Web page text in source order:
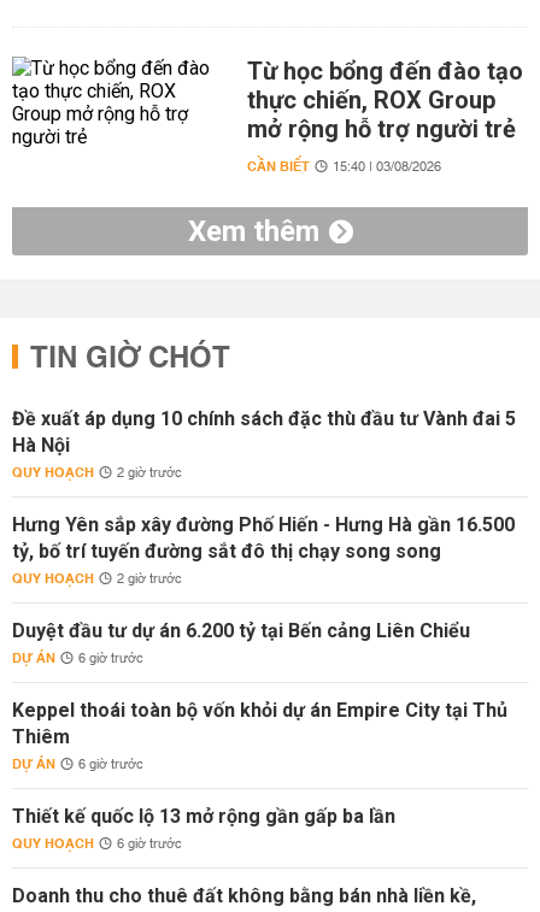
Từ học bổng đến đào tạo
thực chiến, ROX Group
mở rộng hỗ trợ người trẻ
CẦN BIẾT 15:40 | 03/08/2026
Xem thêm
TIN GIỜ CHÓT
Đề xuất áp dụng 10 chính sách đặc thù đầu tư Vành đai 5
Hà Nội
QUY HOẠCH 2 giờ trước
Hưng Yên sắp xây đường Phố Hiến - Hưng Hà gần 16.500
tỷ, bố trí tuyến đường sắt đô thị chạy song song
QUY HOẠCH 2 giờ trước
Duyệt đầu tư dự án 6.200 tỷ tại Bến cảng Liên Chiểu
DỰ ÁN 6 giờ trước
Keppel thoái toàn bộ vốn khỏi dự án Empire City tại Thủ
Thiêm
DỰ ÁN 6 giờ trước
Thiết kế quốc lộ 13 mở rộng gần gấp ba lần
QUY HOẠCH 6 giờ trước
Doanh thu cho thuê đất không bằng bán nhà liền kề,